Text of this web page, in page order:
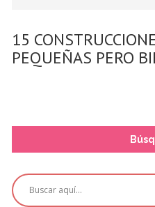
15
PEQUEÑAS PERO